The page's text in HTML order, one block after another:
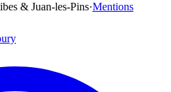
& Juan-les-Pins·Mentions